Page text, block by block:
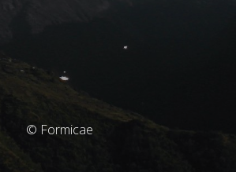
© Formicae